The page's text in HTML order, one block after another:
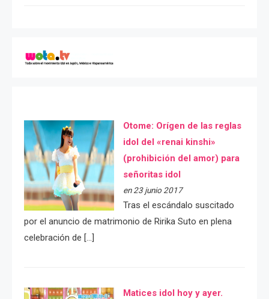
Otome: Orígen de las reglas
idol del «renai kinshi»
(prohibición del amor) para
señoritas idol
en 23 junio 2017
Tras el escándalo suscitado
por el anuncio de matrimonio de Ririka Suto en plena
celebración de […]
Matices idol hoy y ayer.